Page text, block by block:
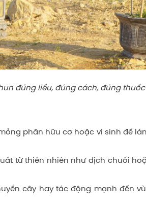
đúng liều, đúng cách, đúng thuốc
phân hữu cơ hoặc vi sinh để
từ thiên nhiên như dịch chuối
cây hay tác động mạnh đến